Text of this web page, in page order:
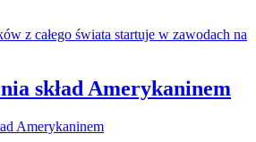
skład Amerykaninem